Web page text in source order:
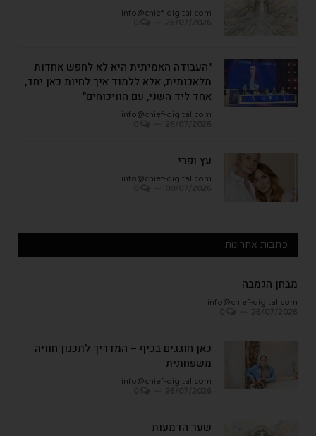
info@chief-digital.com
"העבודה האמיתית היא לא לחפש אחדות
מלאכותית, אלא ללמוד איך לחיות כאן יחד,
אחד ליד השני, עם הוויכוחים"
info@chief-digital.com
עץ ופרי
info@chief-digital.com
כתבות אחרונות
מבחן הגמבה
info@chief-digital.com
כאן חוגגים בכיף – המדריך לתכנון חוויה
משפחתית
info@chief-digital.com
שער הדמעות